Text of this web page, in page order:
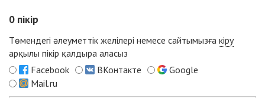
0 пікір
Төмендегі әлеуметтік желілері немесе сайтымызға кіру
арқылы пікір қалдыра аласыз
Facebook
ВКонтакте
Google
Mail.ru